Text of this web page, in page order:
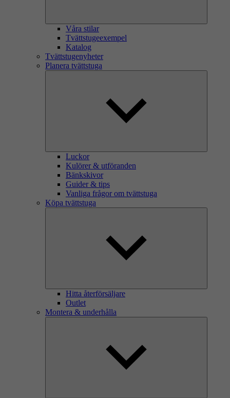
Våra stilar
Tvättstugeexempel
Katalog
Tvättstugenyheter
Planera tvättstuga
Luckor
Kulörer & utföranden
Bänkskivor
Guider & tips
Vanliga frågor om tvättstuga
Köpa tvättstuga
Hitta återförsäljare
Outlet
Montera & underhålla